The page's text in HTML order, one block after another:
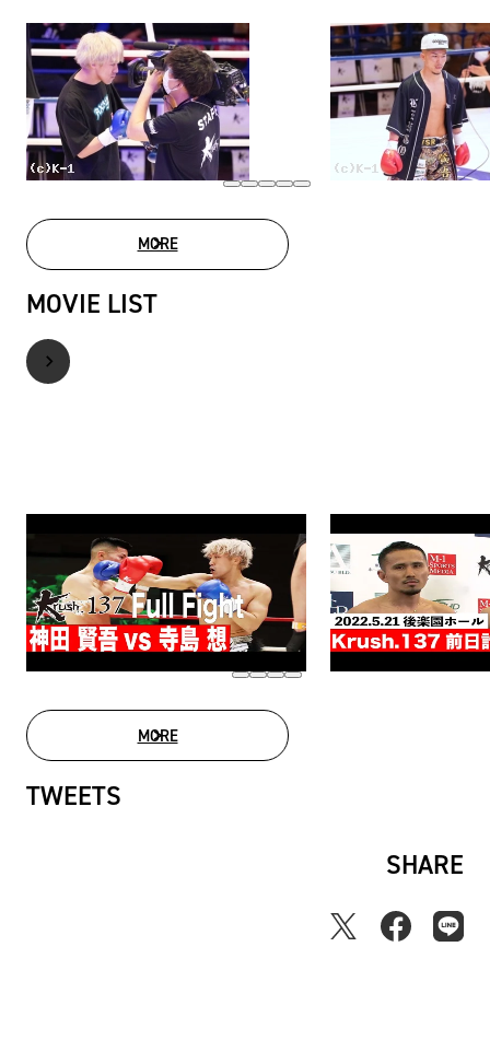
MOREPHOTO GALLERY
MOVIE LIST
MOREMOVIE LIST
TWEETS
SHARE